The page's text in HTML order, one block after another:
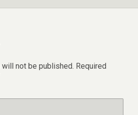
not be published. Required